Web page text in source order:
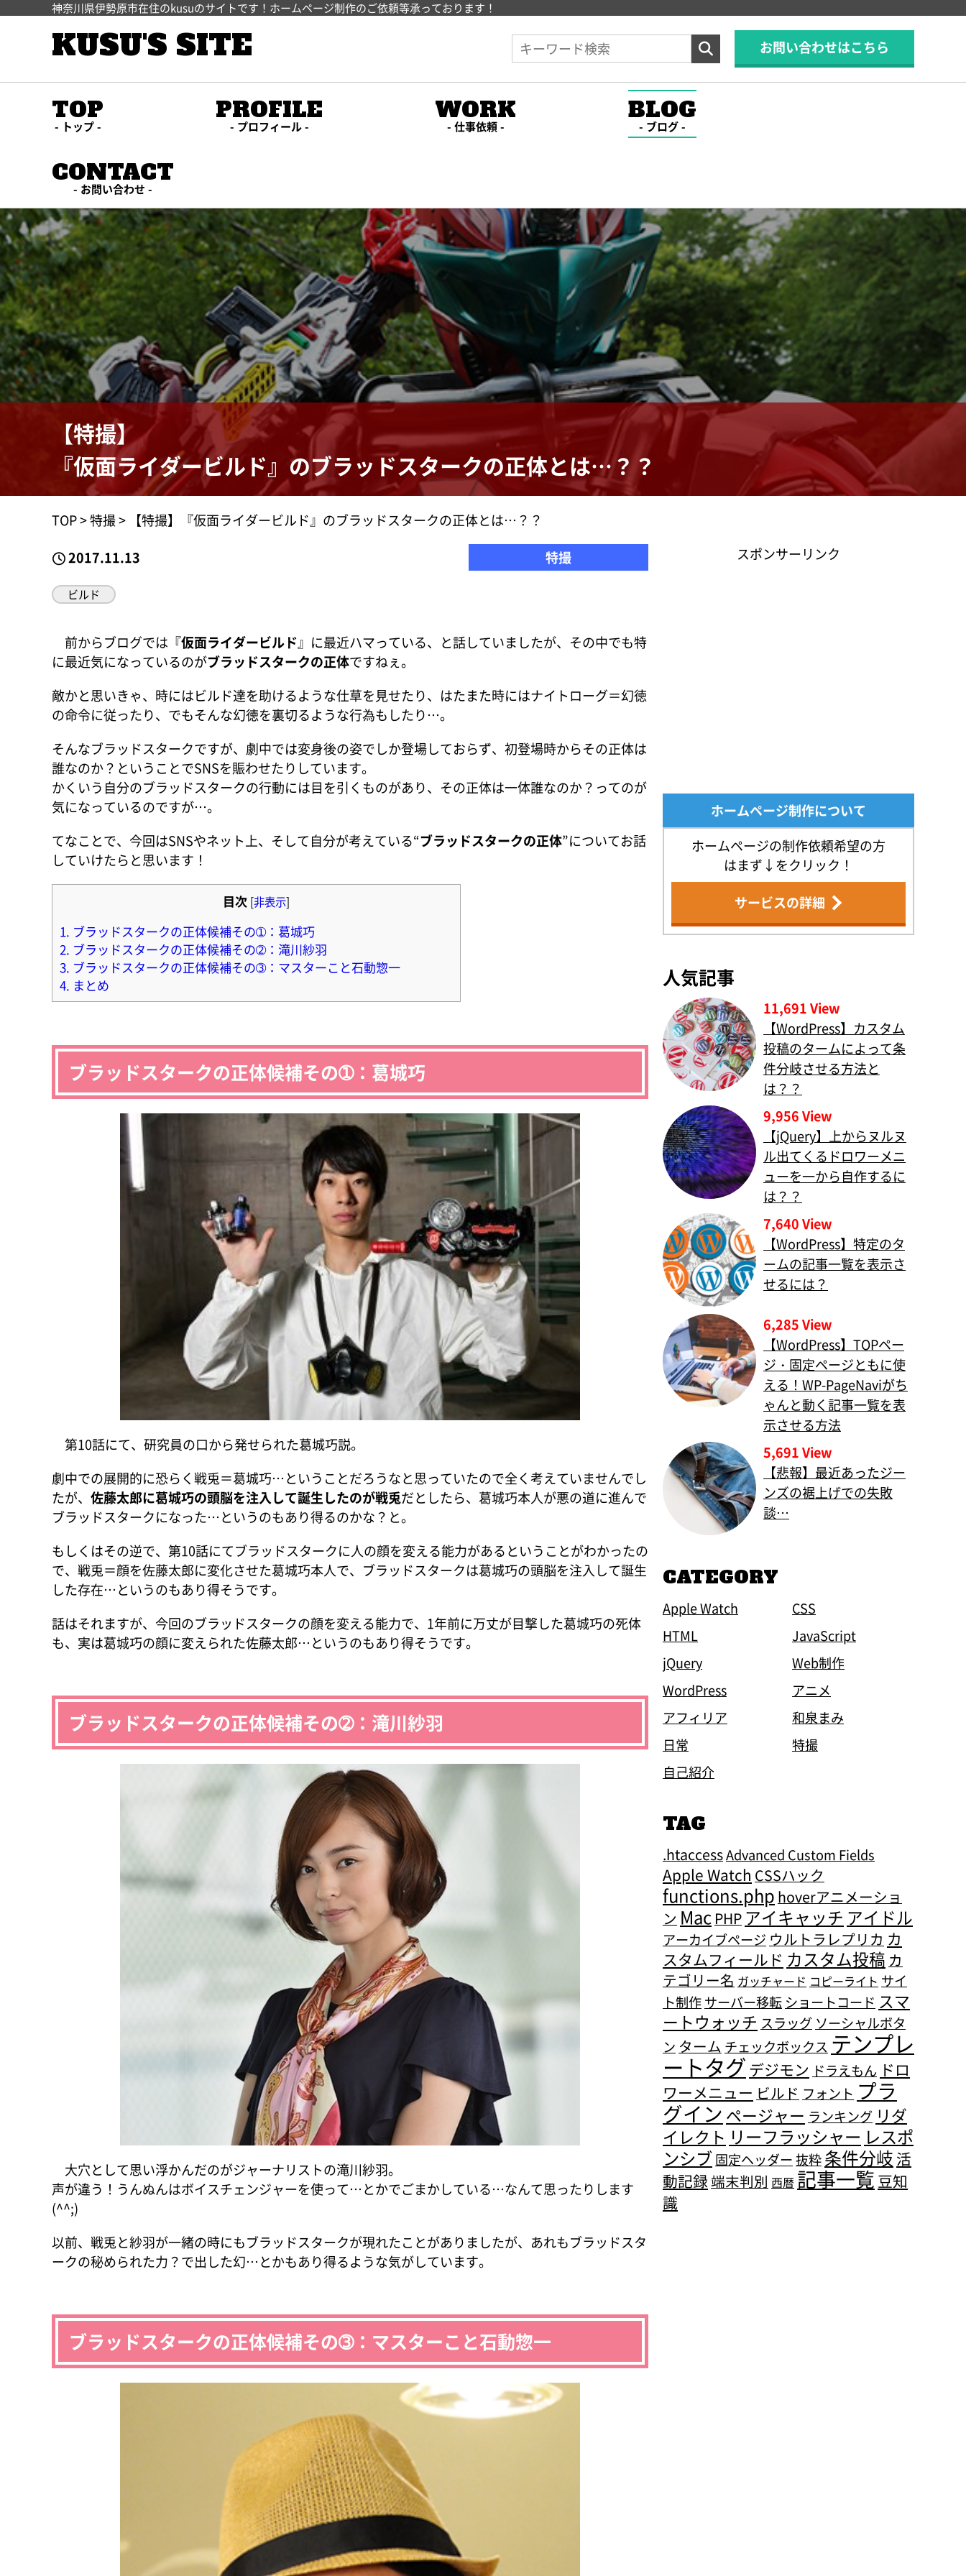
神奈川県伊勢原市在住のkusuのサイトです！ホームページ制作のご依頼等承っております！
KUSU'S SITE お問い合わせはこちら
TOP
トップ
PROFILE
プロフィール
WORK
仕事依頼
BLOG
ブログ
CONTACT
お問い合わせ
【特撮】
『仮面ライダービルド』のブラッドスタークの正体とは…？？
TOP>特撮>
【特撮】『仮面ライダービルド』のブラッドスタークの正体とは…？？
2017.11.13
特撮
ビルド
前からブログでは『仮面ライダービルド』に最近ハマっている、と話していましたが、その中でも特
に最近気になっているのがブラッドスタークの正体ですねぇ。
敵かと思いきゃ、時にはビルド達を助けるような仕草を見せたり、はたまた時にはナイトローグ＝幻徳
の命令に従ったり、でもそんな幻徳を裏切るような行為もしたり…。
そんなブラッドスタークですが、劇中では変身後の姿でしか登場しておらず、初登場時からその正体は
誰なのか？ということでSNSを賑わせたりしています。
かくいう自分のブラッドスタークの行動には目を引くものがあり、その正体は一体誰なのか？ってのが
気になっているのですが…。
てなことで、今回はSNSやネット上、そして自分が考えている“ブラッドスタークの正体”についてお話
していけたらと思います！
目次 [非表示]
1. ブラッドスタークの正体候補その➀：葛城巧
2. ブラッドスタークの正体候補その➁：滝川紗羽
3. ブラッドスタークの正体候補その➂：マスターこと石動惣一
4. まとめ
ブラッドスタークの正体候補その➀：葛城巧
第10話にて、研究員の口から発せられた葛城巧説。
劇中での展開的に恐らく戦兎＝葛城巧…ということだろうなと思っていたので全く考えていませんでし
たが、 佐藤太郎に葛城巧の頭脳を注入して誕生したのが戦兎だとしたら、葛城巧本人が悪の道に進んで
ブラッドスタークになった…というのもあり得るのかな？と。
もしくはその逆で、第10話にてブラッドスタークに人の顔を変える能力があるということがわかったの
で、戦兎＝顔を佐藤太郎に変化させた葛城巧本人で、ブラッドスタークは葛城巧の頭脳を注入して誕生
した存在…というのもあり得そうです。
話はそれますが、今回のブラッドスタークの顔を変える能力で、1年前に万丈が目撃した葛城巧の死体
も、実は葛城巧の顔に変えられた佐藤太郎…というのもあり得そうです。
ブラッドスタークの正体候補その➁：滝川紗羽
大穴として思い浮かんだのがジャーナリストの滝川紗羽。
声が違う！うんぬんはボイスチェンジャーを使って…とかでごまかしている…なんて思ったりします
(^^;)
以前、戦兎と紗羽が一緒の時にもブラッドスタークが現れたことがありましたが、あれもブラッドスタ
ークの秘められた力？で出した幻…とかもあり得るような気がしています。
ブラッドスタークの正体候補その➂：マスターこと石動惣一
スポンサーリンク
ホームページ制作について
ホームページの制作依頼希望の方
はまず↓をクリック！
サービスの詳細
人気記事
11,691 View
【WordPress】カスタム
投稿のタームによって条
件分岐させる方法と
は？？
9,956 View
【jQuery】上からヌルヌ
ル出てくるドロワーメニ
ューを一から自作するに
は？？
7,640 View
【WordPress】特定のタ
ームの記事一覧を表示さ
せるには？
6,285 View
【WordPress】TOPペー
ジ・固定ページともに使
える！WP-PageNaviがち
ゃんと動く記事一覧を表
示させる方法
5,691 View
【悲報】最近あったジー
ンズの裾上げでの失敗
談…
CATEGORY
Apple Watch
CSS
HTML
JavaScript
jQuery
Web制作
WordPress
アニメ
アフィリア
和泉まみ
日常
特撮
自己紹介
TAG
.htaccessAdvanced Custom Fields
Apple Watch CSSハック
functions.php hoverアニメーショ
ン Mac PHP アイキャッチ アイドル
アーカイブページ ウルトラレプリカ カ
スタムフィールド カスタム投稿 カ
テゴリー名 ガッチャード コピーライト サイ
ト制作サーバー移転 ショートコード スマ
ートウォッチ スラッグ ソーシャルボタ
ン ターム チェックボックス テンプレ
ートタグ デジモン ドラえもん ドロ
ワーメニュー ビルド フォント プラ
グイン ページャー ランキング リダ
イレクト リーフラッシャー レスポ
ンシブ固定ヘッダー抜粋条件分岐 活
動記録端末判別 西暦 記事一覧 豆知
識